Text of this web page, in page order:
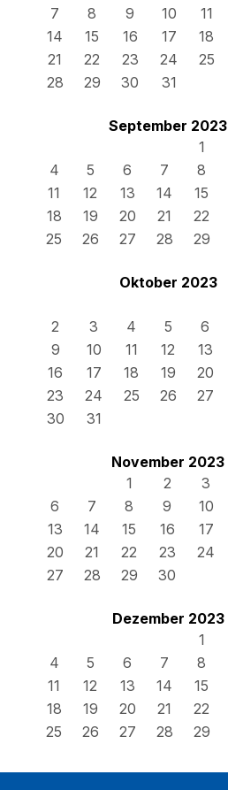
7
8 9 10 11
14
15 16 17 18
21
22 23 24 25
28
29 30 31
September 2023
1
4
5 6 7 8
11
12 13 14 15
18
19 20 21 22
25
26 27 28 29
Oktober 2023
2
3 4 5 6
9
10 11 12 13
16
17 18 19 20
23
24 25 26 27
30
31
November 2023
1
2 3
6
7 8 9 10
13
14 15 16 17
20
21 22 23 24
27
28 29 30
Dezember 2023
1
4
5 6 7 8
11
12 13 14 15
18
19 20 21 22
25
26 27 28 29